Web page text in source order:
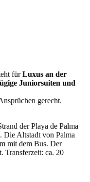
fürLuxus an der
Juniorsuiten und
gerecht.
der Playa de Palma
Die Altstadt von Palma
mit dem Bus. Der
Transferzeit: ca. 20